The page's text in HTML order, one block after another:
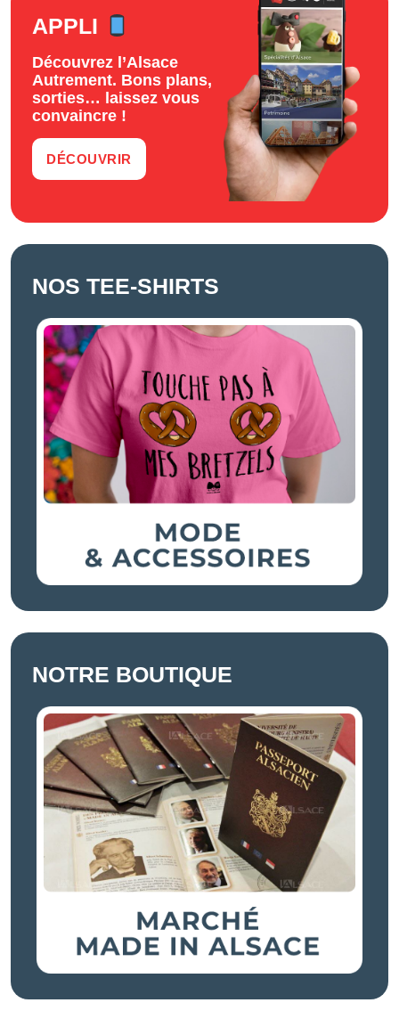
APPLI
Découvrez l’Alsace
Autrement. Bons plans,
sorties… laissez vous
convaincre !
DÉCOUVRIR
NOS TEE-SHIRTS
NOTRE BOUTIQUE